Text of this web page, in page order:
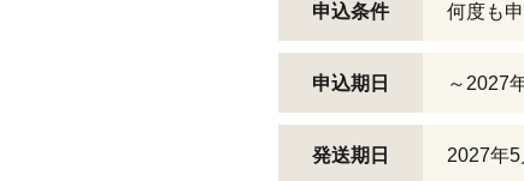
申込条件 何度も
申込期日 ～2027
発送期日 2027年